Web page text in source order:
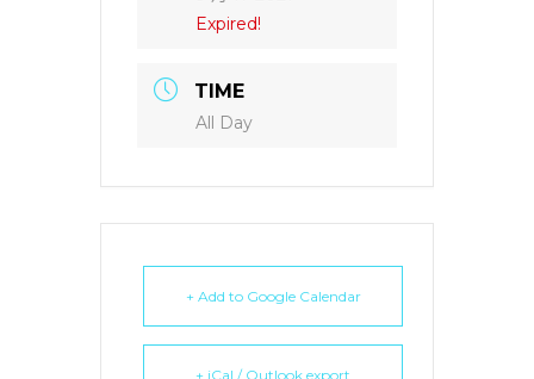
Expired!
TIME
All Day
+ Add to Google Calendar
+ iCal / Outlook export